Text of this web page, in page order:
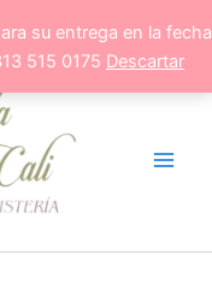
su entrega en la fecha
515 0175 Descartar